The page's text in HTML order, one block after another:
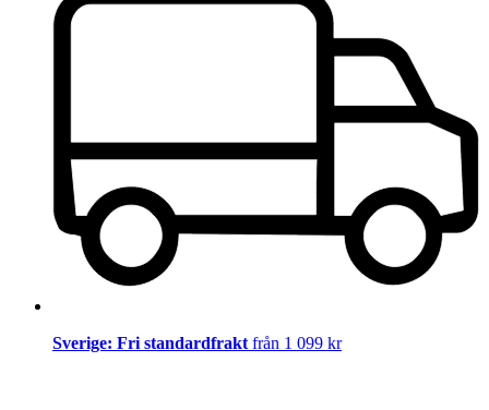
Sverige: Fri standardfrakt från 1 099 kr